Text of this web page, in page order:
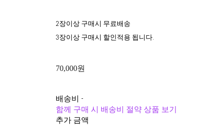
2장이상 구매시 무료배송
3장이상 구매시 할인적용 됩니다.
70,000원
배송비-
함께 구매 시 배송비 절약 상품 보기
추가 금액